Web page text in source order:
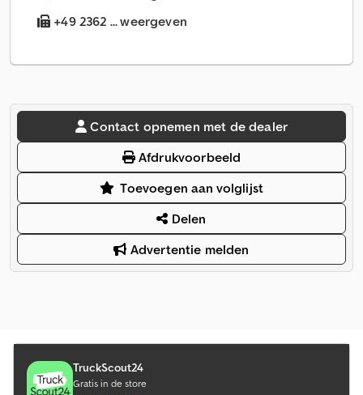
+49 2362 ... weergeven
Contact opnemen met de dealer
Afdrukvoorbeeld
Toevoegen aan volglijst
Delen
Advertentie melden
TruckScout24
Gratis in de store